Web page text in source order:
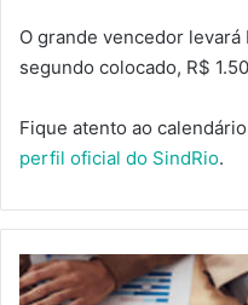
O grande vencedor
segundo colocado, R$
Fique atento ao
perfil oficial do SindRio.
DADOS
DO